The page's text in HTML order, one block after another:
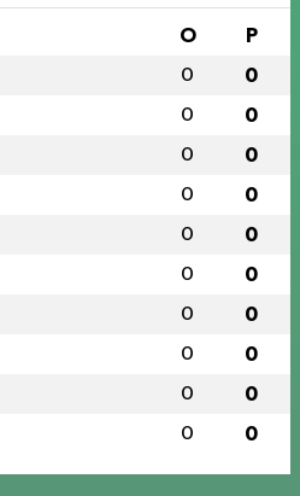
O P
0 0
0 0
0 0
0 0
0 0
0 0
0 0
0 0
0 0
0 0